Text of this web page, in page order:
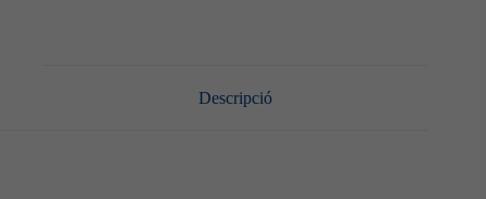
Descripció